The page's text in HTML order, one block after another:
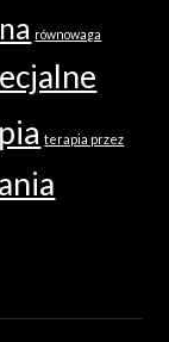
równowaga
terapia przez